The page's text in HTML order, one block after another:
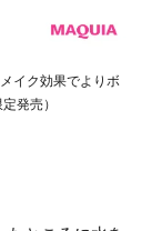
イク効果でよりボ
発売）